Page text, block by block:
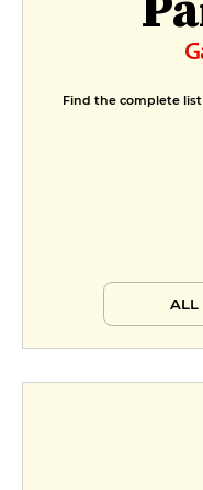
Find the complete
ALL